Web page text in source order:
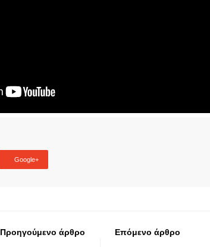
Google+
Προηγούμενο άρθρο Επόμενο άρθρο